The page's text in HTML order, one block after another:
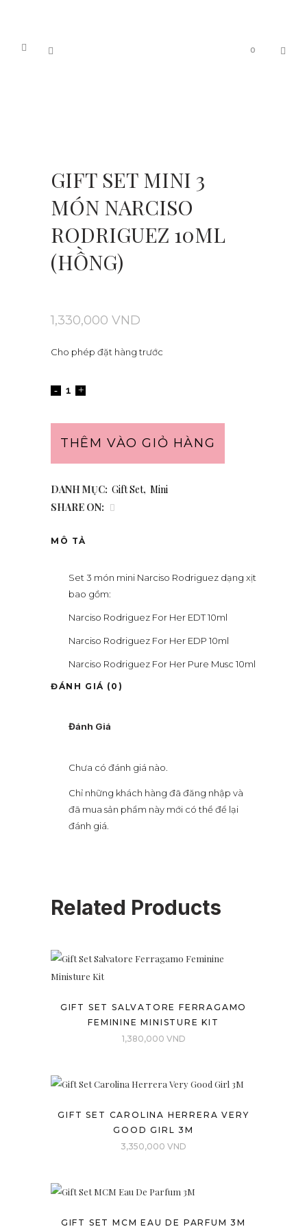
0
GIFT SET MINI 3
MÓN NARCISO
RODRIGUEZ 10ML
(HỒNG)
1,330,000 VND
Cho phép đặt hàng trước
THÊM VÀO GIỎ HÀNG
DANH MỤC: Gift Set, Mini
SHARE ON:
MÔ TẢ
Set 3 món mini Narciso Rodriguez dạng xịt
bao gồm:
Narciso Rodriguez For Her EDT 10ml
Narciso Rodriguez For Her EDP 10ml
Narciso Rodriguez For Her Pure Musc 10ml
ĐÁNH GIÁ (0)
Đánh Giá
Chưa có đánh giá nào.
Chỉ những khách hàng đã đăng nhập và
đã mua sản phẩm này mới có thể để lại
đánh giá.
Related Products
GIFT SET SALVATORE FERRAGAMO
FEMININE MINISTURE KIT
1,380,000 VND
GIFT SET CAROLINA HERRERA VERY
GOOD GIRL 3M
3,350,000 VND
GIFT SET MCM EAU DE PARFUM 3M